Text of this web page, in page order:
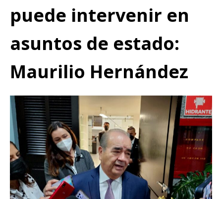
puede intervenir en
asuntos de estado:
Maurilio Hernández